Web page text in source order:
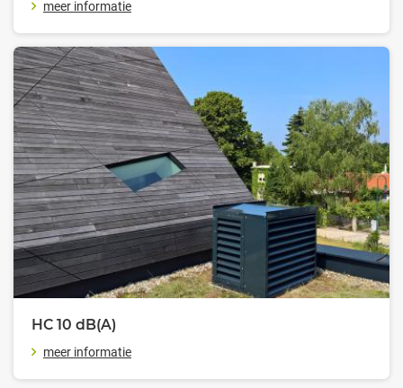
meer informatie
HC 10 dB(A)
meer informatie